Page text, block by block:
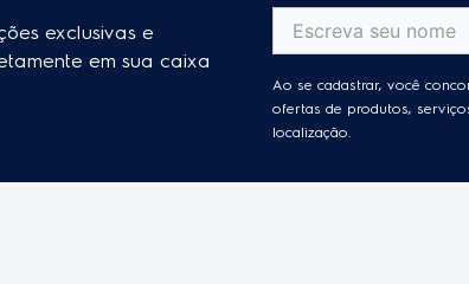
exclusivas e
em sua caixa
Ao se cadastrar, você
ofertas de produtos,
localização.